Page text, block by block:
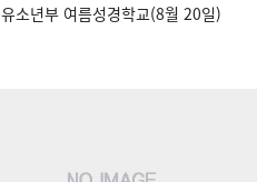
유소년부 여름성경학교(8월 20일)